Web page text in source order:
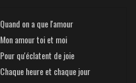
Quand on a que l'amour
Mon amour toi et moi
Pour qu'éclatent de joie
Chaque heure et chaque jour